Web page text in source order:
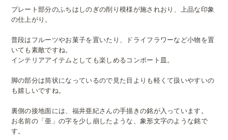
プレート部分のふちはしのぎの削り模様が施されおり、上品な印象
の仕上がり。
普段はフルーツやお菓子を置いたり、ドライフラワーなど小物を置
いても素敵ですね。
インテリアアイテムとしても楽しめるコンポート皿。
脚の部分は筒状になっているので見た目よりも軽くて扱いやすいの
も嬉しいですね。
裏側の接地面には、福井亜紀さんの手描きの銘が入っています。
お名前の「亜」の字を少し崩したような、象形文字のような銘で
す。